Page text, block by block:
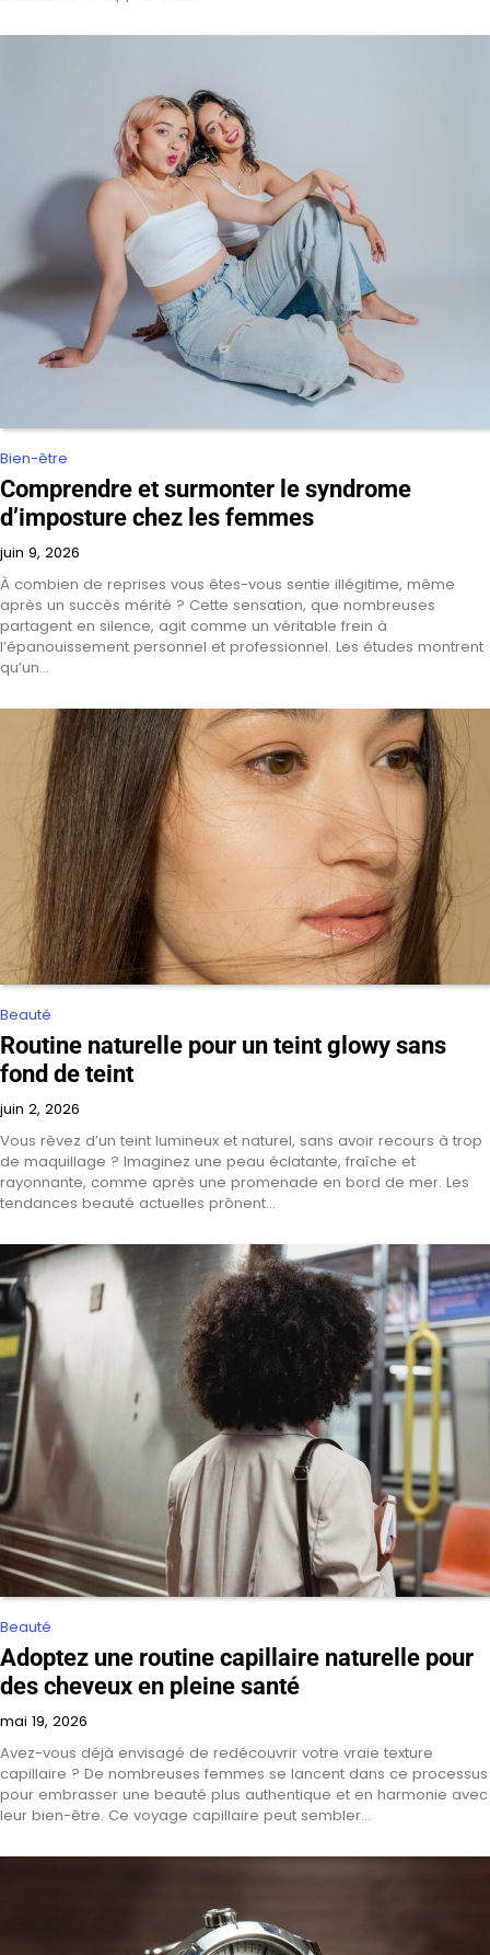
Bien-être
Comprendre et surmonter le syndrome
d’imposture chez les femmes
juin 9, 2026
À combien de reprises vous êtes-vous sentie illégitime, même
après un succès mérité ? Cette sensation, que nombreuses
partagent en silence, agit comme un véritable frein à
l’épanouissement personnel et professionnel. Les études montrent
qu’un…
Beauté
Routine naturelle pour un teint glowy sans
fond de teint
juin 2, 2026
Vous rêvez d’un teint lumineux et naturel, sans avoir recours à trop
de maquillage ? Imaginez une peau éclatante, fraîche et
rayonnante, comme après une promenade en bord de mer. Les
tendances beauté actuelles prônent…
Beauté
Adoptez une routine capillaire naturelle pour
des cheveux en pleine santé
mai 19, 2026
Avez-vous déjà envisagé de redécouvrir votre vraie texture
capillaire ? De nombreuses femmes se lancent dans ce processus
pour embrasser une beauté plus authentique et en harmonie avec
leur bien-être. Ce voyage capillaire peut sembler…